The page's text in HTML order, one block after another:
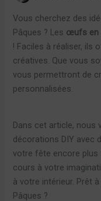
Vous cherchez des
Pâques ? Les œufs en
! Faciles à réaliser, ils
créatives. Que vous
vous permettront de
personnalisées.
Dans cet article, nous
décorations DIY avec
votre fête encore plus
cours à votre
à votre intérieur. Prêt
Pâques ?